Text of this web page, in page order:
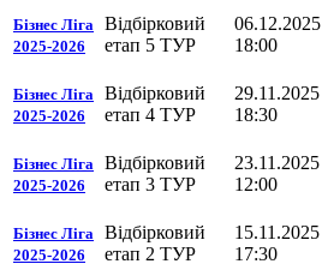
Бізнес Ліга
2025-2026
Відбірковий
етап 5 ТУР
06.12.2025
18:00
Бізнес Ліга
2025-2026
Відбірковий
етап 4 ТУР
29.11.2025
18:30
Бізнес Ліга
2025-2026
Відбірковий
етап 3 ТУР
23.11.2025
12:00
Бізнес Ліга
2025-2026
Відбірковий
етап 2 ТУР
15.11.2025
17:30